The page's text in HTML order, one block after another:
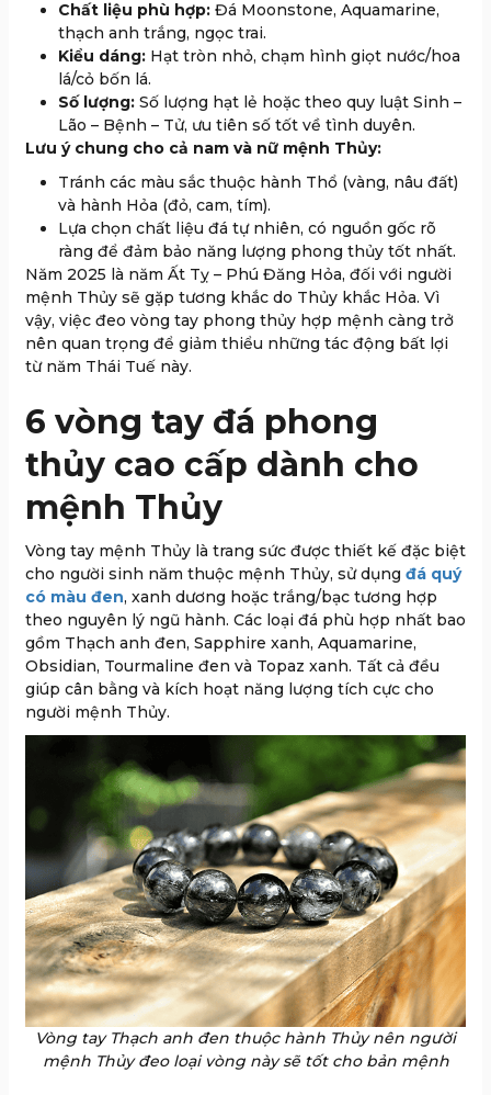
Chất liệu phù hợp: Đá Moonstone, Aquamarine,
thạch anh trắng, ngọc trai.
Kiểu dáng: Hạt tròn nhỏ, chạm hình giọt nước/hoa
lá/cỏ bốn lá.
Số lượng: Số lượng hạt lẻ hoặc theo quy luật Sinh –
Lão – Bệnh – Tử, ưu tiên số tốt về tình duyên.
Lưu ý chung cho cả nam và nữ mệnh Thủy:
Tránh các màu sắc thuộc hành Thổ (vàng, nâu đất)
và hành Hỏa (đỏ, cam, tím).
Lựa chọn chất liệu đá tự nhiên, có nguồn gốc rõ
ràng để đảm bảo năng lượng phong thủy tốt nhất.
Năm 2025 là năm Ất Tỵ – Phú Đăng Hỏa, đối với người
mệnh Thủy sẽ gặp tương khắc do Thủy khắc Hỏa. Vì
vậy, việc đeo vòng tay phong thủy hợp mệnh càng trở
nên quan trọng để giảm thiểu những tác động bất lợi
từ năm Thái Tuế này.
6 vòng tay đá phong
thủy cao cấp dành cho
mệnh Thủy
Vòng tay mệnh Thủy là trang sức được thiết kế đặc biệt
cho người sinh năm thuộc mệnh Thủy, sử dụng đá quý
có màu đen, xanh dương hoặc trắng/bạc tương hợp
theo nguyên lý ngũ hành. Các loại đá phù hợp nhất bao
gồm Thạch anh đen, Sapphire xanh, Aquamarine,
Obsidian, Tourmaline đen và Topaz xanh. Tất cả đều
giúp cân bằng và kích hoạt năng lượng tích cực cho
người mệnh Thủy.
Vòng tay Thạch anh đen thuộc hành Thủy nên người
mệnh Thủy đeo loại vòng này sẽ tốt cho bản mệnh